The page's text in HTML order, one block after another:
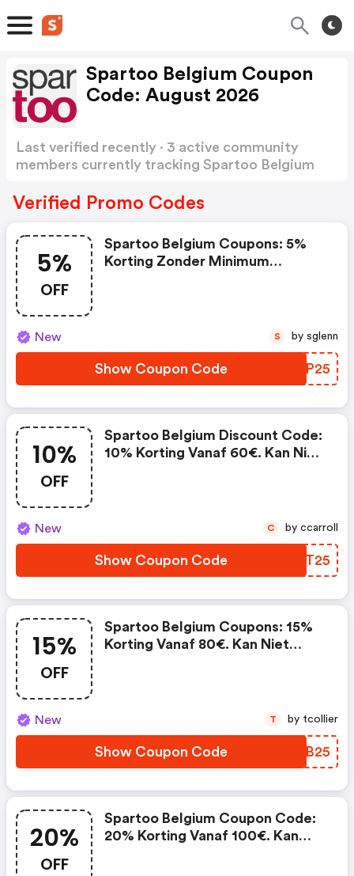
Spartoo Belgium Coupon
Code: August 2026
Last verified recently · 3 active community
members currently tracking Spartoo Belgium
Verified Promo Codes
5%
OFF
Spartoo Belgium Coupons: 5%
Korting Zonder Minimum
New
Show Coupon Code AURP25
S by sglenn
10%
OFF
Spartoo Belgium Discount Code:
10% Korting Vanaf 60€. Kan Niet
New
Show Coupon Code QFUT25
C by ccarroll
15%
OFF
Spartoo Belgium Coupons: 15%
Korting Vanaf 80€. Kan Niet
New
Show Coupon Code MTUB25
T by tcollier
20%
OFF
Spartoo Belgium Coupon Code:
20% Korting Vanaf 100€. Kan